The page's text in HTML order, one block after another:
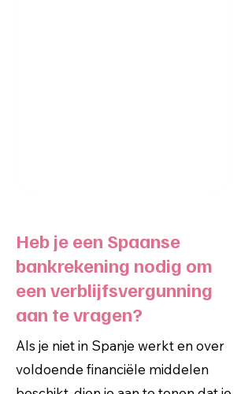
Heb je een Spaanse
bankrekening nodig om
een verblijfsvergunning
aan te vragen?
Als je niet in Spanje werkt en over
voldoende financiële middelen